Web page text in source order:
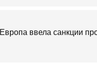
ввела санкции